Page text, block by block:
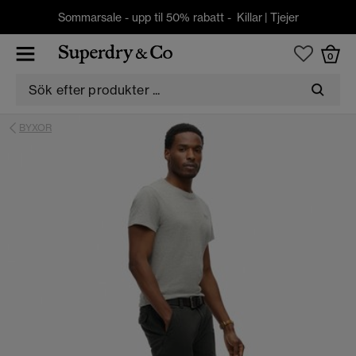
Sommarsale - upp til 50% rabatt - Killar| Tjejer
0
BYXOR